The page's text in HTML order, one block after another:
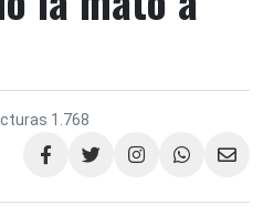
1.768
Compartir